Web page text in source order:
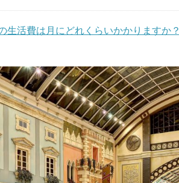
生活費は月にどれくらいかかりますか？